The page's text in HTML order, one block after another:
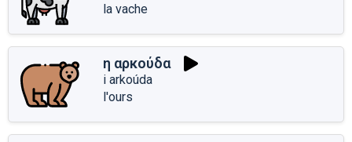
la vache
η αρκούδα
i arkoúda
l'ours